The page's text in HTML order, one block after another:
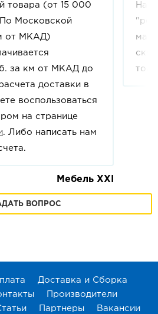
товара (от 15 000
Московской
от МКАД)
за км от МКАД до
доставки в
воспользоваться
на странице
. Либо написать нам
Мебель XXI
На
ВОПРОС
Доставка и Сборка
Производители
Партнеры Вакансии